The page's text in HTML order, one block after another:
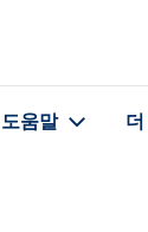
도움말